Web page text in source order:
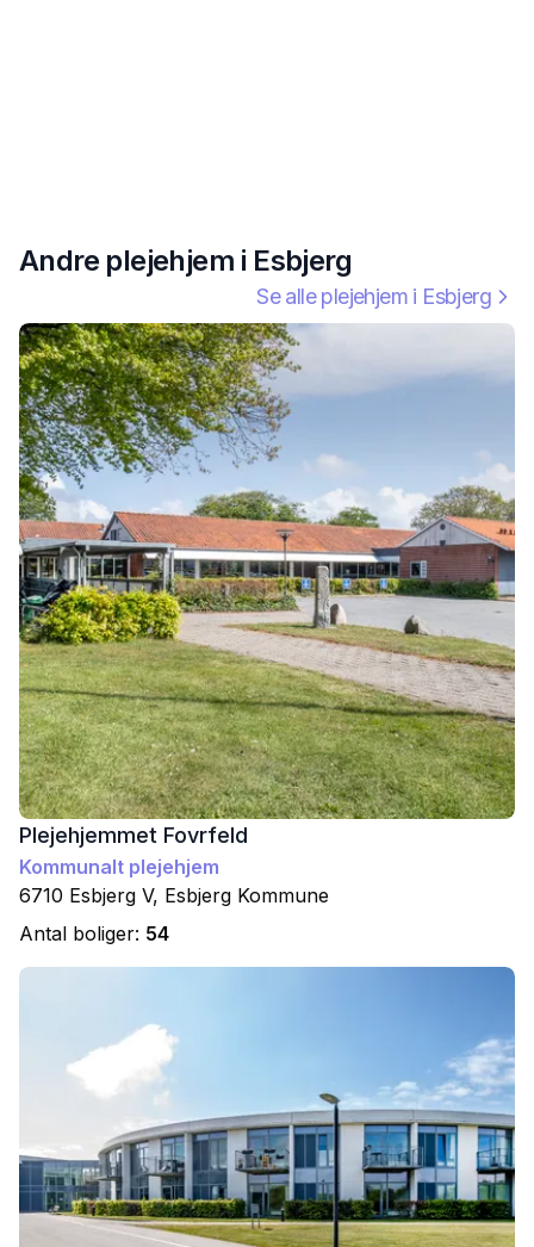
Andre plejehjem i Esbjerg
Se alle plejehjem i Esbjerg
Plejehjemmet Fovrfeld
Kommunalt plejehjem
6710 Esbjerg V, Esbjerg Kommune
Antal boliger: 54